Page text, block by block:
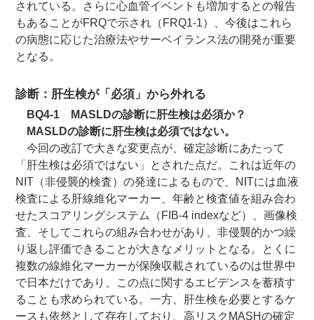
されている。さらに心血管イベントも増加するとの報告
もあることがFRQで示され（FRQ1-1）、今後はこれら
の病態に応じた治療法やサーベイランス法の開発が重要
となる。
診断：肝生検が「必須」から外れる
BQ4-1 MASLDの診断に肝生検は必須か？
MASLDの診断に肝生検は必須ではない。
今回の改訂で大きな変更点が、確定診断にあたって
「肝生検は必須ではない」とされた点だ。これは近年の
NIT（非侵襲的検査）の発達によるもので、NITには血液
検査による肝線維化マーカー、年齢と検査値を組み合わ
せたスコアリングシステム（FIB-4 indexなど）、画像検
査、そしてこれらの組み合わせがあり、非侵襲的かつ繰
り返し評価できることが大きなメリットとなる。とくに
複数の線維化マーカーが保険収載されているのは世界中
で日本だけであり、この点に関するエビデンスを蓄積す
ることも求められている。一方、肝生検を必要とするケ
ースも依然として存在しており、高リスクMASHの確定